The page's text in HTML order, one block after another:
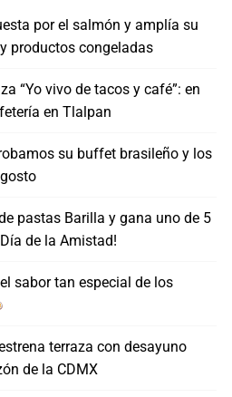
por el salmón y amplía su
productos congeladas
“Yo vivo de tacos y café”: en
en Tlalpan
su buffet brasileño y los
pastas Barilla y gana uno de 5
de la Amistad!
sabor tan especial de los
terraza con desayuno
de la CDMX